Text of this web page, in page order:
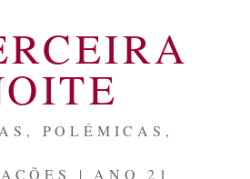
POLÉMICAS,
| ANO 21